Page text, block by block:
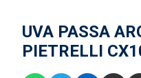
UVA PASSA
PIETRELLI